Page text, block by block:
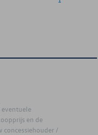
eventuele
en de
concessiehouder /